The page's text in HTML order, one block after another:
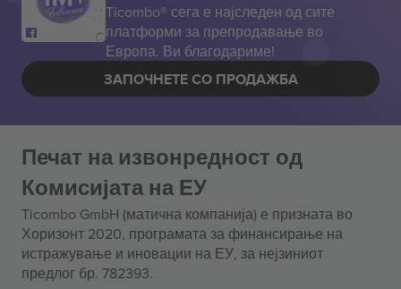
Ticombo® сега е најследен од сите
платформи за препродавање во
Европа. Ви благодариме!
ЗАПОЧНЕТЕ СО ПРОДАЖБА
Печат на извонредност од
Комисијата на ЕУ
Ticombo GmbH (матична компанија) е призната во
Хоризонт 2020, програмата за финансирање на
истражување и иновации на ЕУ, за нејзиниот
предлог бр. 782393.